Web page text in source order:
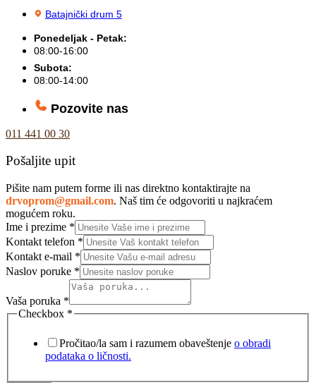
Batajnički drum 5
Ponedeljak - Petak:
08:00-16:00
Subota:
08:00-14:00
Pozovite nas
011 441 00 30
Pošaljite upit
Pišite nam putem forme ili nas direktno kontaktirajte na
drvoprom@gmail.com. Naš tim će odgovoriti u najkraćem
mogućem roku.
Ime i prezime *
Kontakt telefon *
Kontakt e-mail *
Naslov poruke *
Vaša poruka *
Checkbox *
Pročitao/la sam i razumem obaveštenje o obradi
podataka o ličnosti.